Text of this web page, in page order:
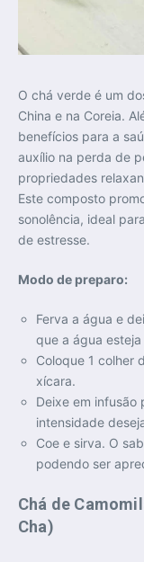
O chá verde é um
China e na Coreia.
benefícios para a
auxílio na perda de
propriedades
Este composto
sonolência, ideal
de estresse.
Modo de preparo:
Ferva a água e
que a água
Coloque 1 colher
xícara.
Deixe em infusão
intensidade
Coe e sirva. O
podendo ser
Chá de
Cha)